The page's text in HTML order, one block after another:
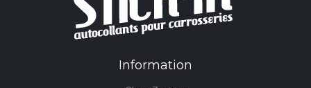
Information